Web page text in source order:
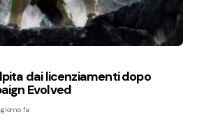
dai licenziamenti dopo
Evolved
giorno fa